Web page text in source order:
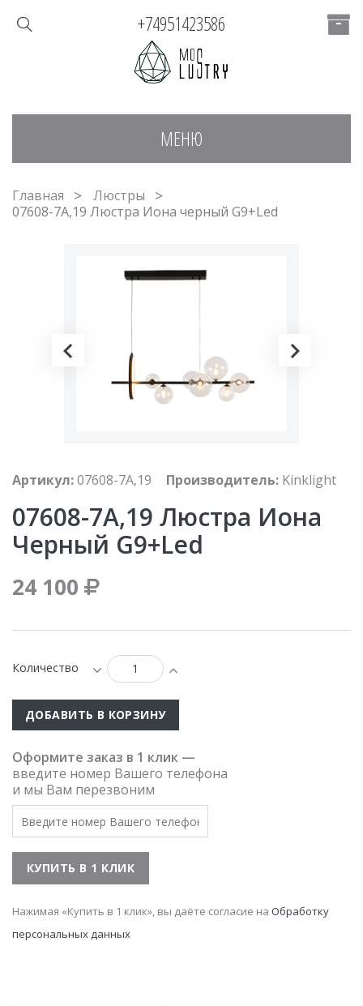
МЕНЮ
+74951423586
Главная
Люстры
07608-7А,19 Люстра Иона черный G9+Led
Артикул:07608-7А,19 Производитель: Kinklight
07608-7А,19 Люстра Иона
Черный G9+Led
24 100
Количество
ДОБАВИТЬ В КОРЗИНУ
Оформите заказ в 1 клик —
введите номер Вашего телефона
и мы Вам перезвоним
Нажимая «Купить в 1 клик», вы даёте согласие на Обработку
персональных данных